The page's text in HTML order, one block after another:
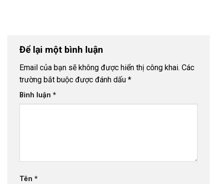
Để lại một bình luận
Email của bạn sẽ không được hiển thị công khai. Các
trường bắt buộc được đánh dấu *
Bình luận *
Tên *